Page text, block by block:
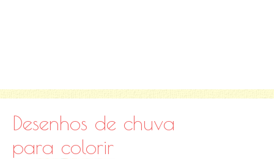
Desenhos de chuva
para colorir